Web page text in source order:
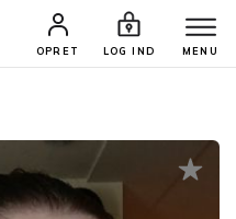
OPRET LOG IND MENU
SØG PROFIL